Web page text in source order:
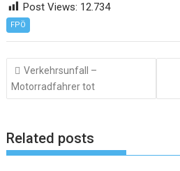
Post Views: 12.734
FPÖ
Beitragsnavigation
Verkehrsunfall –
Motorradfahrer tot
Related posts